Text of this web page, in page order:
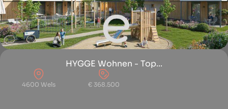
HYGGE Wohnen - Top...
4600 Wels € 368.500